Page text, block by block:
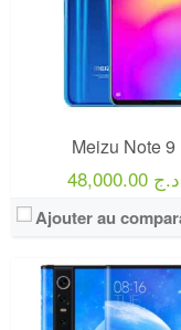
Meizu Note 9
48,000.00 د.ج
Ajouter au